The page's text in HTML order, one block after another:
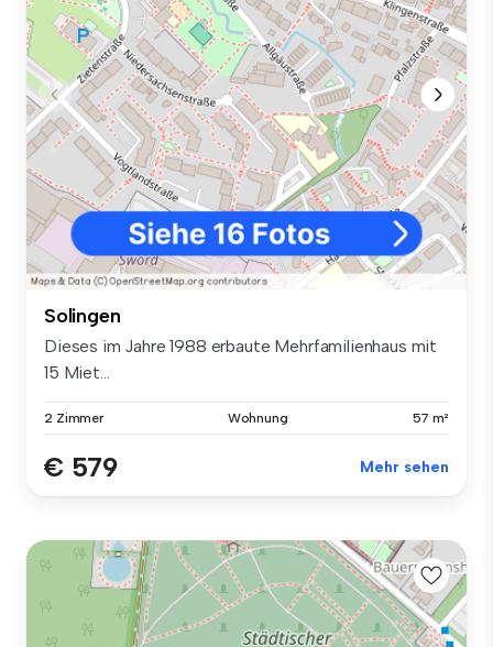
Solingen
Dieses im Jahre 1988 erbaute Mehrfamilienhaus mit
15 Miet...
2 Zimmer Wohnung 57 m²
€ 579 Mehr sehen